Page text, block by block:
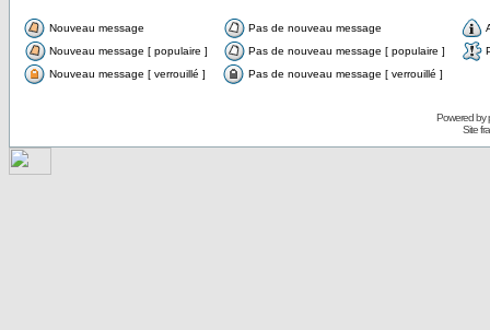
Nouveau message Pas de nouveau message
Nouveau message [ populaire ]
Pas de nouveau message [ populaire ]
Nouveau message [ verrouillé ]
Pas de nouveau message [ verrouillé ]
Powered by
Site